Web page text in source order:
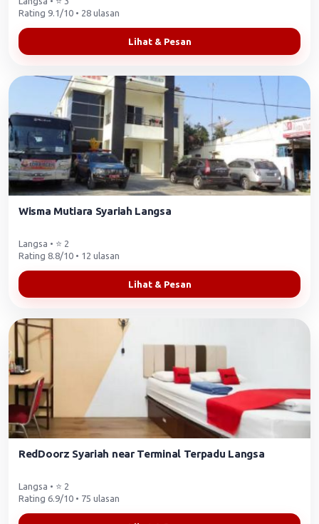
Rating 9.1/10 • 28 ulasan
Lihat & Pesan
Wisma Mutiara Syariah Langsa
Langsa • ⭐ 2
Rating 8.8/10 • 12 ulasan
Lihat & Pesan
RedDoorz Syariah near Terminal Terpadu Langsa
Langsa • ⭐ 2
Rating 6.9/10 • 75 ulasan